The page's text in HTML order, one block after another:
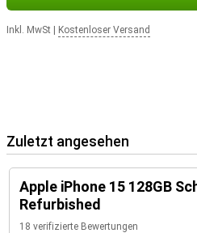
Inkl. MwSt Kostenloser Versand
Zuletzt angesehen
Apple iPhone 15 128GB
Refurbished
18 verifizierte Bewertungen